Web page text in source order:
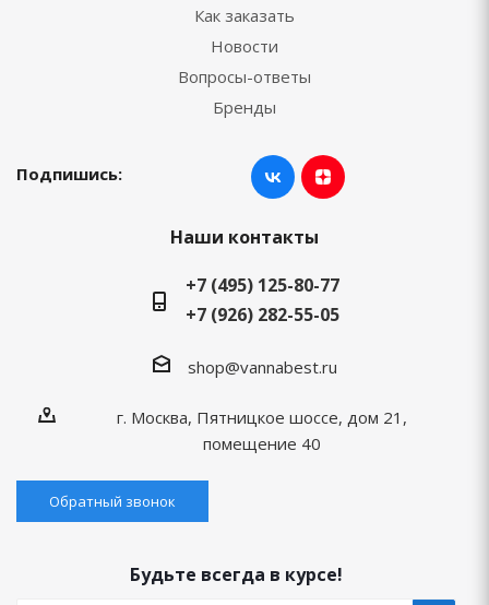
Как заказать
Новости
Вопросы-ответы
Бренды
Подпишись:
Наши контакты
+7 (495) 125-80-77
+7 (926) 282-55-05
shop@vannabest.ru
г. Москва, Пятницкое шоссе, дом 21,
помещение 40
Обратный звонок
Будьте всегда в курсе!